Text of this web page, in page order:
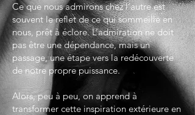
Ce que nous admirons chez l’autre est
souvent le reflet de ce qui sommeille en
nous, prêt à éclore. L’admiration ne doit
pas être une dépendance, mais un
passage, une étape vers la redécouverte
de notre propre puissance.
Alors, peu à peu, on apprend à
transformer cette inspiration extérieure en